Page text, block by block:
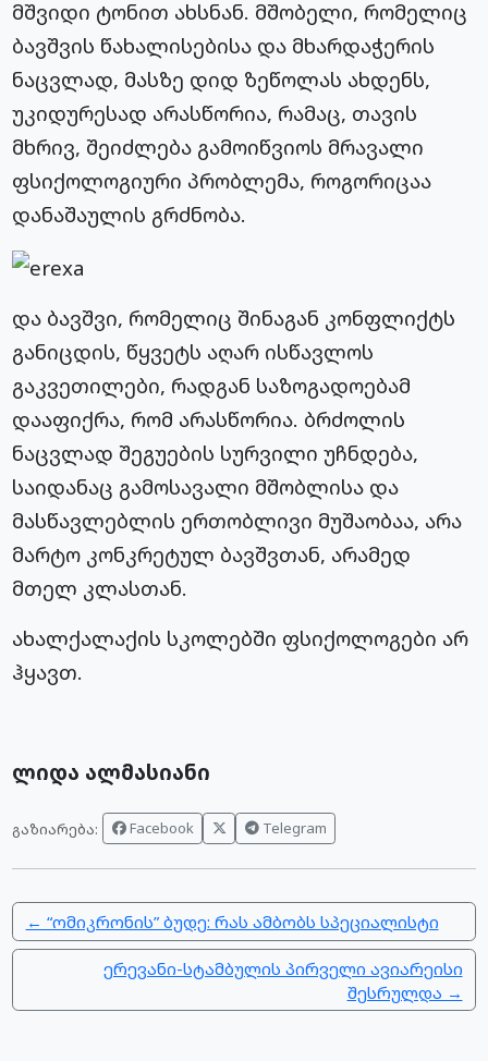
მშვიდი ტონით ახსნან. მშობელი, რომელიც
ბავშვის წახალისებისა და მხარდაჭერის
ნაცვლად, მასზე დიდ ზეწოლას ახდენს,
უკიდურესად არასწორია, რამაც, თავის
მხრივ, შეიძლება გამოიწვიოს მრავალი
ფსიქოლოგიური პრობლემა, როგორიცაა
დანაშაულის გრძნობა.
და ბავშვი, რომელიც შინაგან კონფლიქტს
განიცდის, წყვეტს აღარ ისწავლოს
გაკვეთილები, რადგან საზოგადოებამ
დააფიქრა, რომ არასწორია. ბრძოლის
ნაცვლად შეგუების სურვილი უჩნდება,
საიდანაც გამოსავალი მშობლისა და
მასწავლებლის ერთობლივი მუშაობაა, არა
მარტო კონკრეტულ ბავშვთან, არამედ
მთელ კლასთან.
ახალქალაქის სკოლებში ფსიქოლოგები არ
ჰყავთ.
ლიდა ალმასიანი
გაზიარება: Facebook Telegram
← “ომიკრონის” ბუდე: რას ამბობს სპეციალისტი
ერევანი-სტამბულის პირველი ავიარეისი
შესრულდა →